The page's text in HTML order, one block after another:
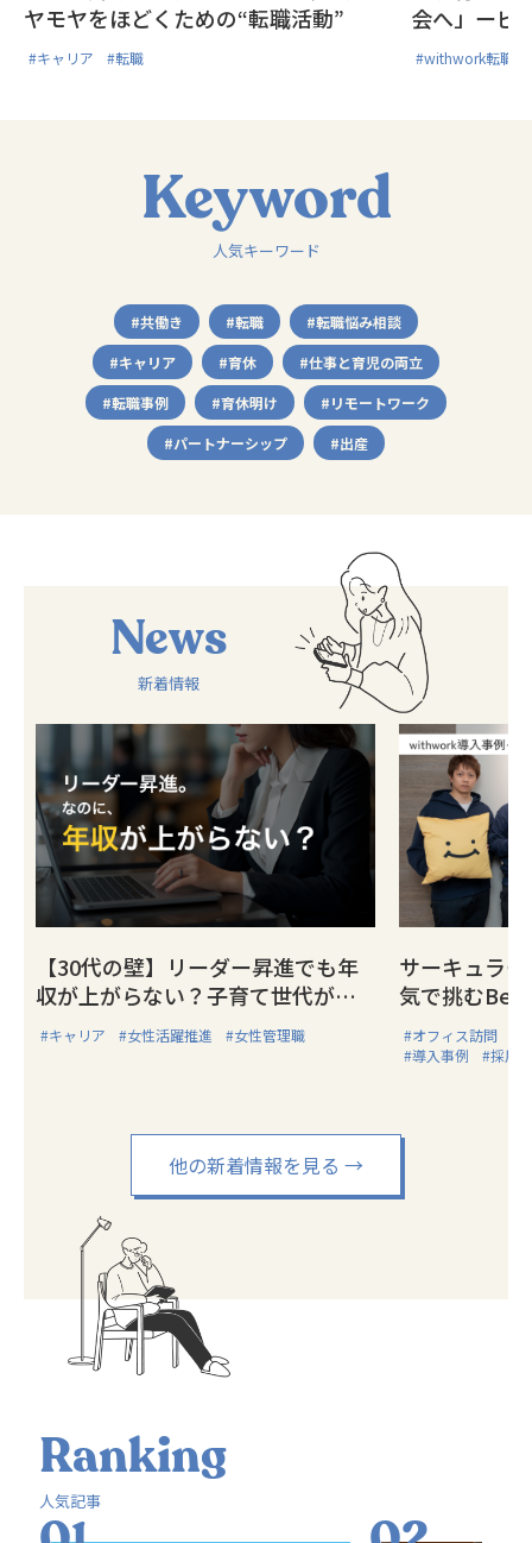
ヤモヤをほどくための“転職活動”
#キャリア #転職
会へ」ービ
ンジ転職
#withwork転職ス
Keyword
人気キーワード
#共働き #転職
#転職悩み相談
#キャリア
#育休
#仕事と育児の両立
#転職事例
#育休明け
#リモートワーク
#パートナーシップ
#出産
News
新着情報
【30代の壁】リーダー昇進でも年
収が上がらない？子育て世代が陥
る「キャリアの罠」と戦略的抜け
出し方
#キャリア #女性活躍推進 #女性管理職
サーキュラ
気で挑む
と“共闘”す
ちされた、
#オフィス訪問
#導入事例
#採用
他の新着情報を見る →
Ranking
人気記事